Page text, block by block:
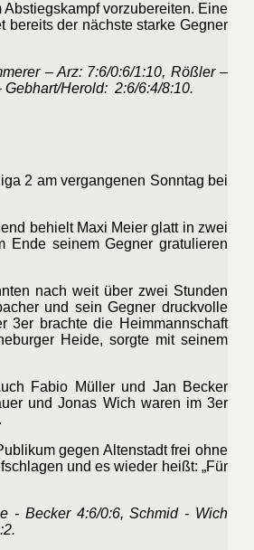
vorzubereiten. Eine
bereits der nächste starke Gegner
– Arz: 7:6/0:6/1:10, Rößler –
Gebhart/Herold: 2:6/6:4/8:10.
2 am vergangenen Sonntag bei
behielt Maxi Meier glatt in zwei
seinem Gegner gratulieren
nach weit über zwei Stunden
und sein Gegner druckvolle
3er brachte die Heimmannschaft
Heide, sorgte mit seinem
Fabio Müller und Jan Becker
und Jonas Wich waren im 3er
gegen Altenstadt frei ohne
und es wieder heißt: „Für
- Becker 4:6/0:6, Schmid - Wich